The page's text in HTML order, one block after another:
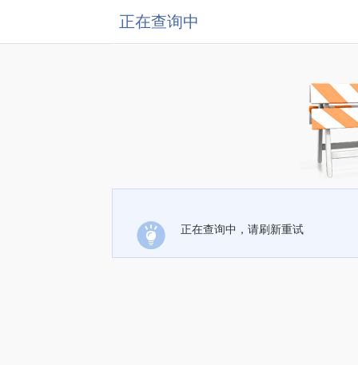
正在查询中
正在查询中，请刷新重试